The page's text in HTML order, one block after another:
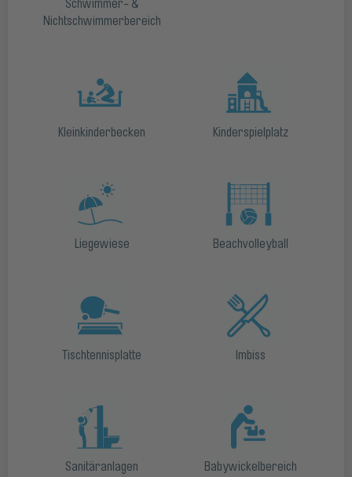
Schwimmer- &
Nichtschwimmerbereich
Kleinkinderbecken Kinderspielplatz
Liegewiese Beachvolleyball
Tischtennisplatte Imbiss
Sanitäranlagen Babywickelbereich